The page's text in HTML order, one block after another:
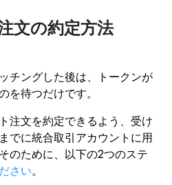
文の約定方法
チングした後は、トークンが
を待つだけです。
注文を約定できるよう、受け
でに統合取引アカウントに用
のために、以下の2つのステ
さい。